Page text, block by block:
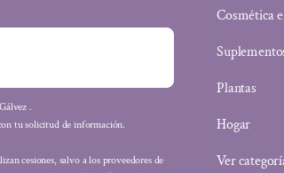
.
tu solicitud de información.
cesiones, salvo a los proveedores de
Cosmética
Plantas
Hogar
Ver